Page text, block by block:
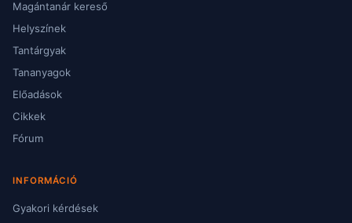
Magántanár kereső
Helyszínek
Tantárgyak
Tananyagok
Előadások
Cikkek
Fórum
INFORMÁCIÓ
Gyakori kérdések